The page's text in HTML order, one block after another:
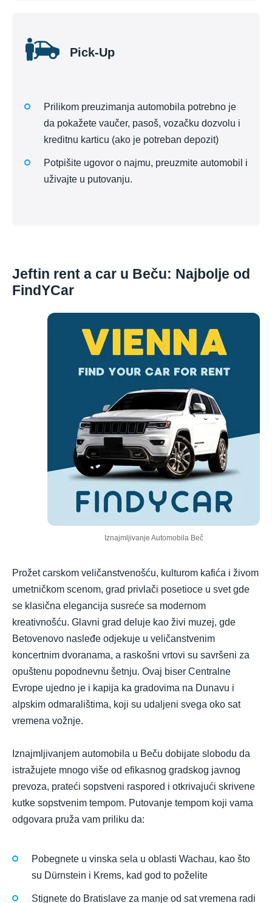
Pick-Up
Prilikom preuzimanja automobila potrebno je
da pokažete vaučer, pasoš, vozačku dozvolu i
kreditnu karticu (ako je potreban depozit)
Potpišite ugovor o najmu, preuzmite automobil i
uživajte u putovanju.
Jeftin rent a car u Beču: Najbolje od
FindYCar
Iznajmljivanje Automobila Beč
Prožet carskom veličanstvenošću, kulturom kafića i živom
umetničkom scenom, grad privlači posetioce u svet gde
se klasična elegancija susreće sa modernom
kreativnošću. Glavni grad deluje kao živi muzej, gde
Betovenovo nasleđe odjekuje u veličanstvenim
koncertnim dvoranama, a raskošni vrtovi su savršeni za
opuštenu popodnevnu šetnju. Ovaj biser Centralne
Evrope ujedno je i kapija ka gradovima na Dunavu i
alpskim odmaralištima, koji su udaljeni svega oko sat
vremena vožnje.
Iznajmljivanjem automobila u Beču dobijate slobodu da
istražujete mnogo više od efikasnog gradskog javnog
prevoza, prateći sopstveni raspored i otkrivajući skrivene
kutke sopstvenim tempom. Putovanje tempom koji vama
odgovara pruža vam priliku da:
Pobegnete u vinska sela u oblasti Wachau, kao što
su Dürnstein i Krems, kad god to poželite
Stignete do Bratislave za manje od sat vremena radi